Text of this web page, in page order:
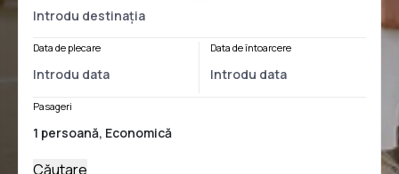
Data de plecare Data de întoarcere
Pasageri
Căutare